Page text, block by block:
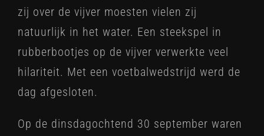
zij over de vijver moesten vielen zij
natuurlijk in het water. Een steekspel in
rubberbootjes op de vijver verwerkte veel
hilariteit. Met een voetbalwedstrijd werd de
dag afgesloten.
Op de dinsdagochtend 30 september waren